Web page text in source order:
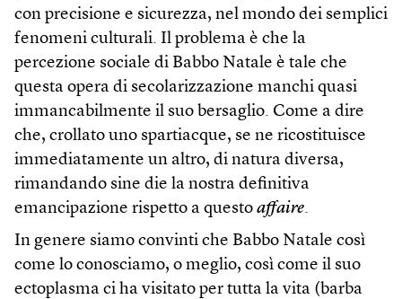
con precisione e sicurezza, nel mondo dei semplici
fenomeni culturali. Il problema è che la
percezione sociale di Babbo Natale è tale che
questa opera di secolarizzazione manchi quasi
immancabilmente il suo bersaglio. Come a dire
che, crollato uno spartiacque, se ne ricostituisce
immediatamente un altro, di natura diversa,
rimandando sine die la nostra definitiva
emancipazione rispetto a questo affaire.
In genere siamo convinti che Babbo Natale così
come lo conosciamo, o meglio, così come il suo
ectoplasma ci ha visitato per tutta la vita (barba